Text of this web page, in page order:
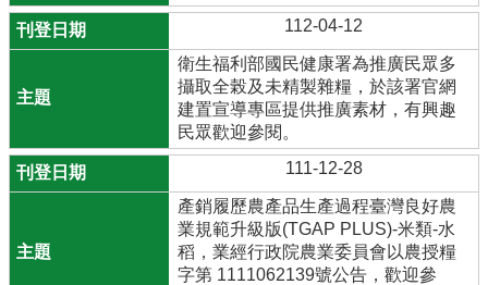
112-04-12
衛生福利部國民健康署為推廣民眾多
攝取全榖及未精製雜糧，於該署官網
建置宣導專區提供推廣素材，有興趣
民眾歡迎參閱。
111-12-28
產銷履歷農產品生產過程臺灣良好農
業規範升級版(TGAP PLUS)-米類-水
稻，業經行政院農業委員會以農授糧
字第 1111062139號公告，歡迎參